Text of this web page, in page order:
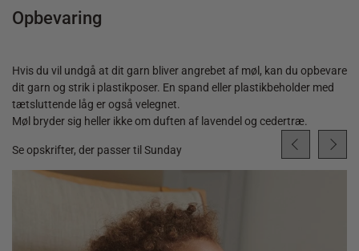
Opbevaring
Hvis du vil undgå at dit garn bliver angrebet af møl, kan du opbevare
dit garn og strik i plastikposer. En spand eller plastikbeholder med
tætsluttende låg er også velegnet.
Møl bryder sig heller ikke om duften af lavendel og cedertræ.
Se opskrifter, der passer til Sunday